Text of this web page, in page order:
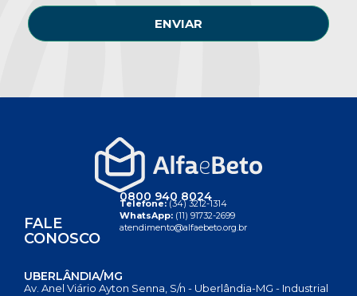
ENVIAR
FALE
CONOSCO
0800 940 8024
Telefone:(34) 3212-1314
WhatsApp: (11) 91732-2699
atendimento@alfaebeto.org.br
UBERLÂNDIA/MG
Av. Anel Viário Ayton Senna, S/n - Uberlândia-MG - Industrial